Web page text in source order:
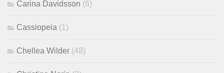
Carina Davidsson (6)
Cassiopeia (1)
Chellea Wilder (48)